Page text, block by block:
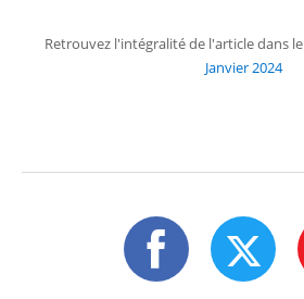
Retrouvez l'intégralité de l'article dans le
Janvier 2024